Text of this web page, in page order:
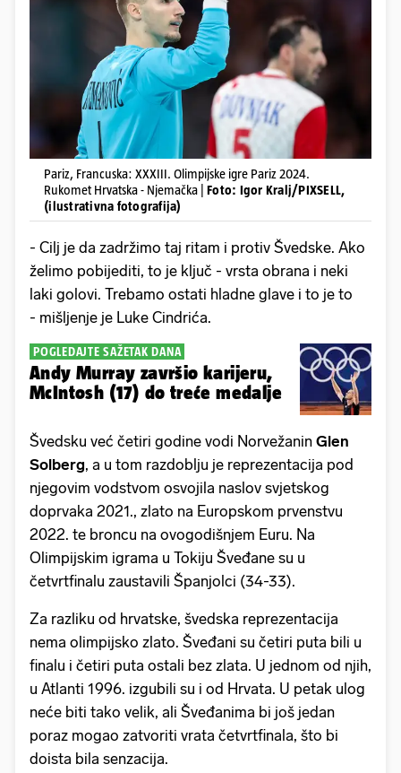
Pariz, Francuska: XXXIII. Olimpijske igre Pariz 2024.
Rukomet Hrvatska - Njemačka | Foto: Igor Kralj/PIXSELL,
(ilustrativna fotografija)
- Cilj je da zadržimo taj ritam i protiv Švedske. Ako
želimo pobijediti, to je ključ - vrsta obrana i neki
laki golovi. Trebamo ostati hladne glave i to je to
- mišljenje je Luke Cindrića.
POGLEDAJTE SAŽETAK DANA
Andy Murray završio karijeru,
McIntosh (17) do treće medalje
Švedsku već četiri godine vodi Norvežanin Glen
Solberg, a u tom razdoblju je reprezentacija pod
njegovim vodstvom osvojila naslov svjetskog
doprvaka 2021., zlato na Europskom prvenstvu
2022. te broncu na ovogodišnjem Euru. Na
Olimpijskim igrama u Tokiju Šveđane su u
četvrtfinalu zaustavili Španjolci (34-33).
Za razliku od hrvatske, švedska reprezentacija
nema olimpijsko zlato. Šveđani su četiri puta bili u
finalu i četiri puta ostali bez zlata. U jednom od njih,
u Atlanti 1996. izgubili su i od Hrvata. U petak ulog
neće biti tako velik, ali Šveđanima bi još jedan
poraz mogao zatvoriti vrata četvrtfinala, što bi
doista bila senzacija.